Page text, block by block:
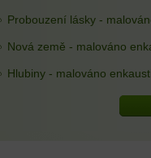
Probouzení lásky -
Nová země - malováno
Hlubiny - malováno